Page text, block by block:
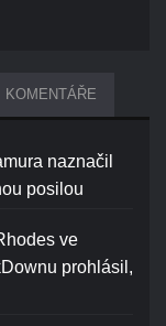
KOMENTÁŘE
naznačil
posilou
ve
prohlásil,